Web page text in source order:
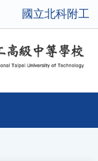
國立北科附工